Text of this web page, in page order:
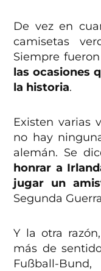
De vez en
camisetas
Siempre
las ocasiones
la historia.
Existen varias
no hay
alemán. Se
honrar a
jugar un
Segunda
Y la otra
más de
Fußball-